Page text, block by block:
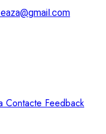
Contacte Feedback